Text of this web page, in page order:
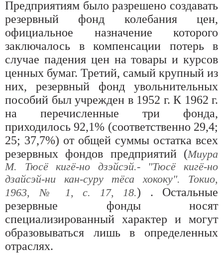
Предприятиям было разрешено создавать
резервный фонд колебания цен,
официальное назначение которого
заключалось в компенсации потерь в
случае падения цен на товары и курсов
ценных бумаг. Третий, самый крупный из
них, резервный фонд увольнительных
пособий был учрежден в 1952 г. К 1962 г.
на перечисленные три фонда,
приходилось 92,1% (соответственно 29,4;
25; 37,7%) от общей суммы остатка всех
резервных фондов предприятий (Миура
М. Тюсё кигё-но дзэйсэй.- "Тюсё кигё-но
дзайсэй-ни кан-суру тёса хококу". Токио,
1963, № 1, с. 17, 18.) . Остальные
резервные фонды носят
специализированный характер и могут
образовываться лишь в определенных
отраслях.